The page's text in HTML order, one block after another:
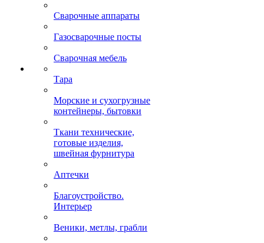
Сварочные аппараты
Газосварочные посты
Сварочная мебель
Тара
Морские и сухогрузные
контейнеры, бытовки
Ткани технические,
готовые изделия,
швейная фурнитура
Аптечки
Благоустройство.
Интерьер
Веники, метлы, грабли